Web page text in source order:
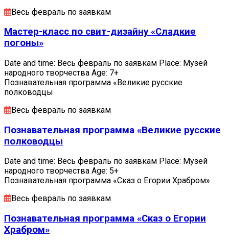
Весь февраль по заявкам
Мастер-класс по свит-дизайну «Сладкие
погоны»
Date and time: Весь февраль по заявкам Place: Музей
народного творчества Age: 7+
Познавательная программа «Великие русские
полководцы
Весь февраль по заявкам
Познавательная программа «Великие русские
полководцы
Date and time: Весь февраль по заявкам Place: Музей
народного творчества Age: 5+
Познавательная программа «Сказ о Егории Храбром»
Весь февраль по заявкам
Познавательная программа «Сказ о Егории
Храбром»